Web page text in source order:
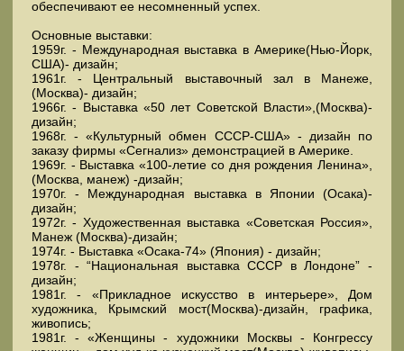
обеспечивают ее несомненный успех.
Основные выставки:
1959г. - Международная выставка в Америке(Нью-Йорк,
США)- дизайн;
1961г. - Центральный выставочный зал в Манеже,
(Москва)- дизайн;
1966г. - Выставка «50 лет Советской Власти»,(Москва)-
дизайн;
1968г. - «Культурный обмен СССР-США» - дизайн по
заказу фирмы «Сегнализ» демонстрацией в Америке.
1969г. - Выставка «100-летие со дня рождения Ленина»,
(Москва, манеж) -дизайн;
1970г. - Международная выставка в Японии (Осака)-
дизайн;
1972г. - Художественная выставка «Советская Россия»,
Манеж (Москва)-дизайн;
1974г. - Выставка «Осака-74» (Япония) - дизайн;
1978г. - “Национальная выставка СССР в Лондоне” -
дизайн;
1981г. - «Прикладное искусство в интерьере», Дом
художника, Крымский мост(Москва)-дизайн, графика,
живопись;
1981г. - «Женщины - художники Москвы - Конгрессу